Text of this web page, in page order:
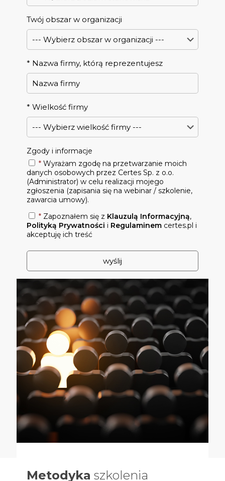
Twój obszar w organizacji
* Nazwa firmy, którą reprezentujesz
* Wielkość firmy
Zgody i informacje
* Wyrażam zgodę na przetwarzanie moich
danych osobowych przez Certes Sp. z o.o.
(Administrator) w celu realizacji mojego
zgłoszenia (zapisania się na webinar / szkolenie,
zawarcia umowy).
* Zapoznałem się z Klauzulą Informacyjną,
Polityką Prywatności i Regulaminem certes.pl i
akceptuję ich treść
Metodyka szkolenia